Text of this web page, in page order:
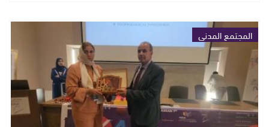
المجتمع المدني